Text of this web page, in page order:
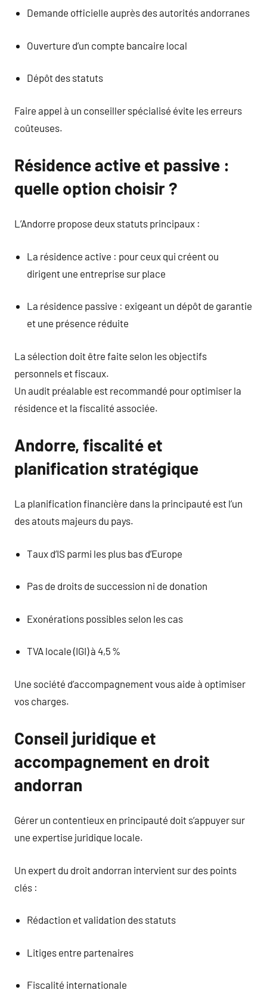
Demande officielle auprès des autorités andorranes
Ouverture d’un compte bancaire local
Dépôt des statuts
Faire appel à un conseiller spécialisé évite les erreurs
coûteuses.
Résidence active et passive :
quelle option choisir ?
L’Andorre propose deux statuts principaux :
La résidence active : pour ceux qui créent ou
dirigent une entreprise sur place
La résidence passive : exigeant un dépôt de garantie
et une présence réduite
La sélection doit être faite selon les objectifs
personnels et fiscaux.
Un audit préalable est recommandé pour optimiser la
résidence et la fiscalité associée.
Andorre, fiscalité et
planification stratégique
La planification financière dans la principauté est l’un
des atouts majeurs du pays.
Taux d’IS parmi les plus bas d’Europe
Pas de droits de succession ni de donation
Exonérations possibles selon les cas
TVA locale (IGI) à 4,5 %
Une société d’accompagnement vous aide à optimiser
vos charges.
Conseil juridique et
accompagnement en droit
andorran
Gérer un contentieux en principauté doit s’appuyer sur
une expertise juridique locale.
Un expert du droit andorran intervient sur des points
clés :
Rédaction et validation des statuts
Litiges entre partenaires
Fiscalité internationale